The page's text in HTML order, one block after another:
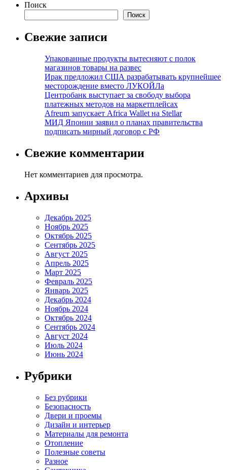
Поиск
Поиск
Свежие записи
Упакованные продукты вытесняют с полок
магазинов товары на развес
Ирак предложил США разрабатывать крупнейшее
месторождение вместо ЛУКОЙЛа
Центробанк выступает за свободу выбора
платежных методов на маркетплейсах
Afreum запускает Africa Wallet на Stellar
МИД Японии заявил о планах правительства
подписать мирный договор с РФ
Свежие комментарии
Нет комментариев для просмотра.
Архивы
Декабрь 2025
Ноябрь 2025
Октябрь 2025
Сентябрь 2025
Август 2025
Апрель 2025
Март 2025
Февраль 2025
Январь 2025
Декабрь 2024
Ноябрь 2024
Октябрь 2024
Сентябрь 2024
Август 2024
Июль 2024
Июнь 2024
Рубрики
Без рубрики
Безопасность
Двери и проемы
Дизайн и интерьер
Материалы для ремонта
Отопление
Полезные советы
Разное